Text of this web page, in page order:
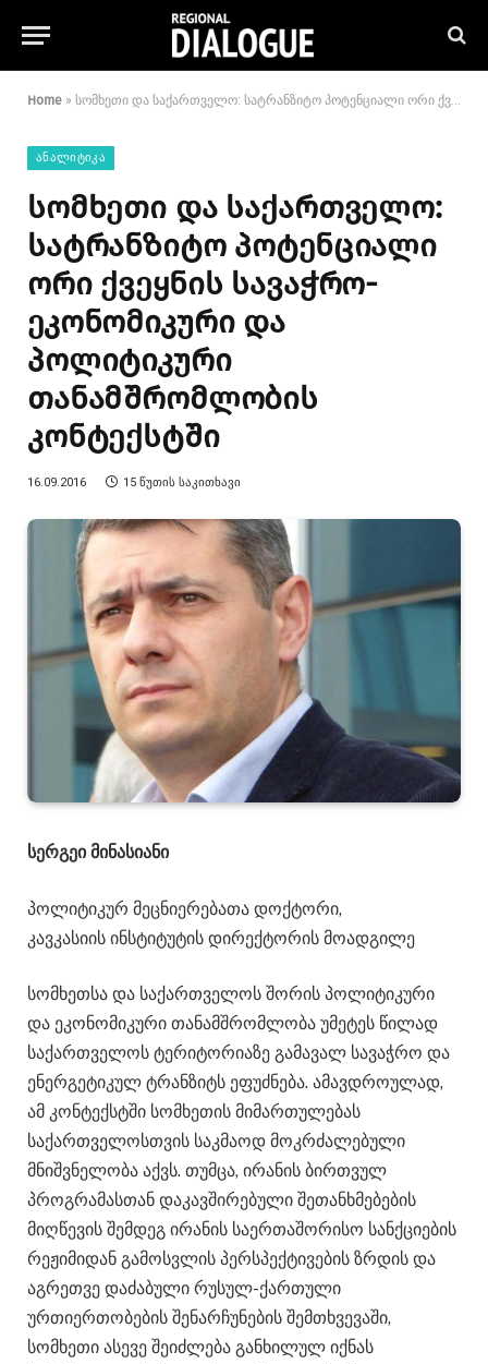
Home » სომხეთი და საქართველო: სატრანზიტო პოტენციალი ორი ქვეყნის სავაჭრო-ეკონომიკური და პოლიტიკური თანამშრომლობის კონტექსტში
ᲐᲜᲐᲚᲘᲢᲘᲙᲐ
სომხეთი და საქართველო:
სატრანზიტო პოტენციალი
ორი ქვეყნის სავაჭრო-
ეკონომიკური და
პოლიტიკური
თანამშრომლობის
კონტექსტში
16.09.2016 15 ᲬᲣᲗᲘᲡ ᲡᲐᲙᲘᲗᲮᲐᲕᲘ
სერგეი მინასიანი
პოლიტიკურ მეცნიერებათა დოქტორი,
კავკასიის ინსტიტუტის დირექტორის მოადგილე
სომხეთსა და საქართველოს შორის პოლიტიკური
და ეკონომიკური თანამშრომლობა უმეტეს წილად
საქართველოს ტერიტორიაზე გამავალ სავაჭრო და
ენერგეტიკულ ტრანზიტს ეფუძნება. ამავდროულად,
ამ კონტექსტში სომხეთის მიმართულებას
საქართველოსთვის საკმაოდ მოკრძალებული
მნიშვნელობა აქვს. თუმცა, ირანის ბირთვულ
პროგრამასთან დაკავშირებული შეთანხმებების
მიღწევის შემდეგ ირანის საერთაშორისო სანქციების
რეჟიმიდან გამოსვლის პერსპექტივების ზრდის და
აგრეთვე დაძაბული რუსულ-ქართული
ურთიერთობების შენარჩუნების შემთხვევაში,
სომხეთი ასევე შეიძლება განხილულ იქნას